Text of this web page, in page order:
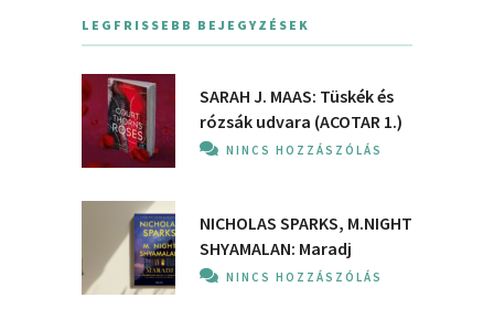
LEGFRISSEBB BEJEGYZÉSEK
SARAH J. MAAS: Tüskék és
rózsák udvara (ACOTAR 1.)
NINCS HOZZÁSZÓLÁS
NICHOLAS SPARKS, M.NIGHT
SHYAMALAN: Maradj
NINCS HOZZÁSZÓLÁS